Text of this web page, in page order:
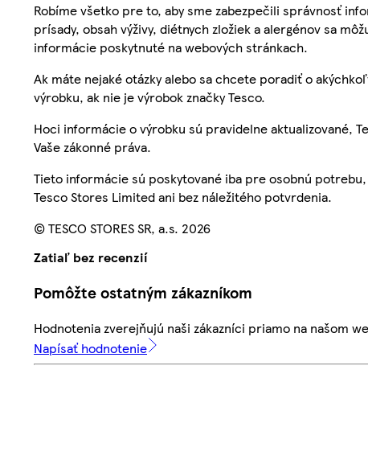
Robíme všetko pre to, aby sme zabezpečili správnosť
prísady, obsah výživy, diétnych zložiek a alergénov sa
informácie poskytnuté na webových stránkach.
Ak máte nejaké otázky alebo sa chcete poradiť o
výrobku, ak nie je výrobok značky Tesco.
Hoci informácie o výrobku sú pravidelne aktualizované,
Vaše zákonné práva.
Tieto informácie sú poskytované iba pre osobnú
Tesco Stores Limited ani bez náležitého potvrdenia.
© TESCO STORES SR, a.s. 2026
Zatiaľ bez recenzií
Pomôžte ostatným zákazníkom
Hodnotenia zverejňujú naši zákazníci priamo na našom
Napísať hodnotenie